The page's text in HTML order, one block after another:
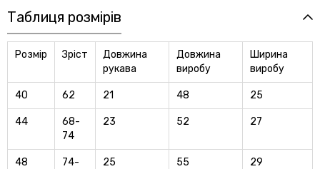
Таблиця розмірів
Розмір Зріст
Довжина
рукава
Довжина
виробу
Ширина
виробу
40 62 21 48 25
44
68-
74
23 52 27
48
74-
25 55 29